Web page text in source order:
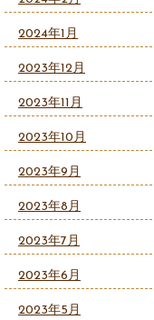
2024年1月
2023年12月
2023年11月
2023年10月
2023年9月
2023年8月
2023年7月
2023年6月
2023年5月